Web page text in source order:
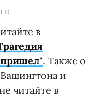
в
пришел". Также о
и
читайте в